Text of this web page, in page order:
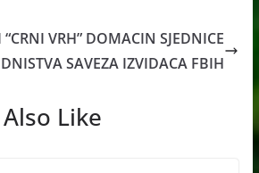
“CRNI VRH” DOMACIN SJEDNICE
SAVEZA IZVIDACA FBIH
Like